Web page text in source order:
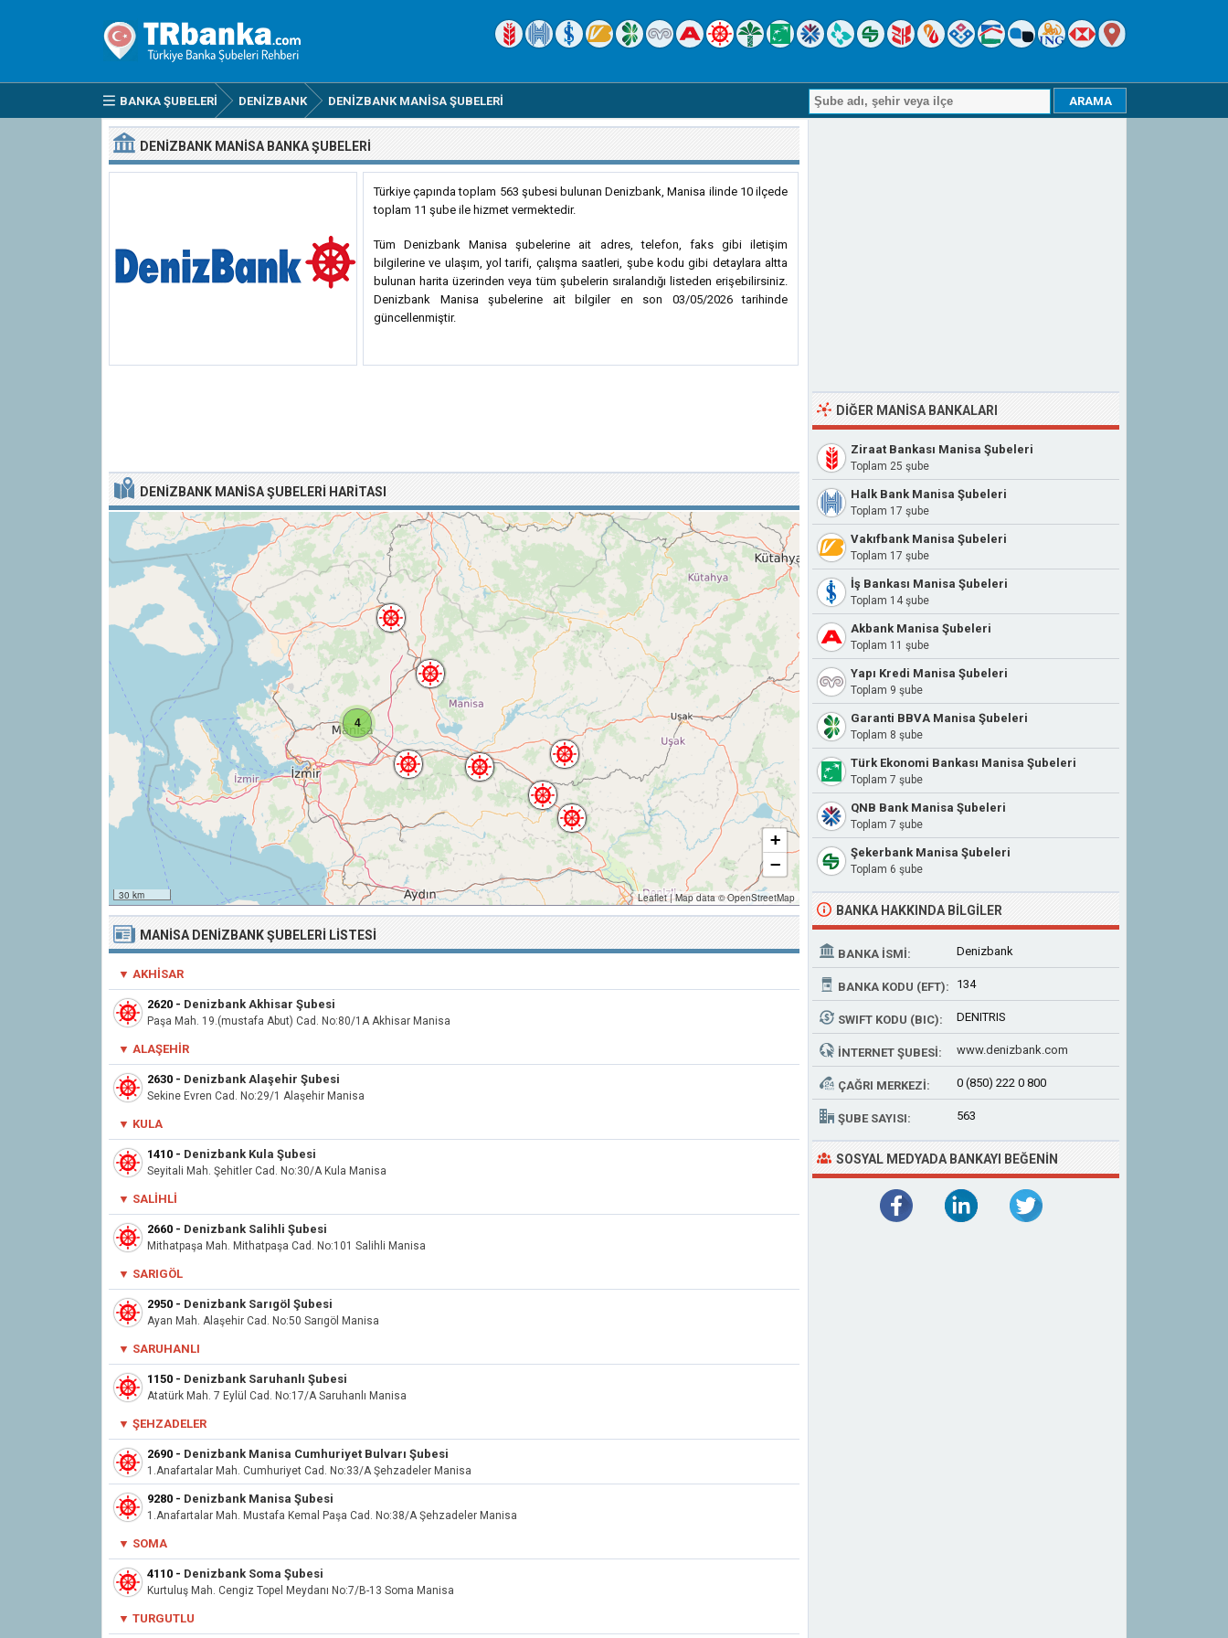
BANKA ŞUBELERI DENIZBANK DENIZBANK MANISA ŞUBELERI
DENIZBANK MANISA BANKA ŞUBELERI
Türkiye çapında toplam 563 şubesi bulunan Denizbank, Manisa ilinde 10 ilçede
toplam 11 şube ile hizmet vermektedir.
Tüm Denizbank Manisa şubelerine ait adres, telefon, faks gibi iletişim
bilgilerine ve ulaşım, yol tarifi, çalışma saatleri, şube kodu gibi detaylara altta
bulunan harita üzerinden veya tüm şubelerin sıralandığı listeden erişebilirsiniz.
Denizbank Manisa şubelerine ait bilgiler en son 03/05/2026 tarihinde
güncellenmiştir.
DENIZBANK MANISA ŞUBELERI HARITASI
4
30 km
+
−
Leaflet |Map data ©OpenStreetMap
MANISA DENIZBANK ŞUBELERI LISTESI
▼ AKHISAR
2620 - Denizbank Akhisar Şubesi
Paşa Mah. 19.(mustafa Abut) Cad. No:80/1A Akhisar Manisa
▼ ALAŞEHIR
2630 - Denizbank Alaşehir Şubesi
Sekine Evren Cad. No:29/1 Alaşehir Manisa
▼ KULA
1410 - Denizbank Kula Şubesi
Seyitali Mah. Şehitler Cad. No:30/A Kula Manisa
▼ SALIHLI
2660 - Denizbank Salihli Şubesi
Mithatpaşa Mah. Mithatpaşa Cad. No:101 Salihli Manisa
▼ SARIGÖL
2950 - Denizbank Sarıgöl Şubesi
Ayan Mah. Alaşehir Cad. No:50 Sarıgöl Manisa
▼ SARUHANLI
1150 - Denizbank Saruhanlı Şubesi
Atatürk Mah. 7 Eylül Cad. No:17/A Saruhanlı Manisa
▼ ŞEHZADELER
2690 - Denizbank Manisa Cumhuriyet Bulvarı Şubesi
1.Anafartalar Mah. Cumhuriyet Cad. No:33/A Şehzadeler Manisa
9280 - Denizbank Manisa Şubesi
1.Anafartalar Mah. Mustafa Kemal Paşa Cad. No:38/A Şehzadeler Manisa
▼ SOMA
4110 - Denizbank Soma Şubesi
Kurtuluş Mah. Cengiz Topel Meydanı No:7/B-13 Soma Manisa
▼ TURGUTLU
DIĞER MANISA BANKALARI
Ziraat Bankası Manisa Şubeleri
Toplam 25 şube
Halk Bank Manisa Şubeleri
Toplam 17 şube
Vakıfbank Manisa Şubeleri
Toplam 17 şube
İş Bankası Manisa Şubeleri
Toplam 14 şube
Akbank Manisa Şubeleri
Toplam 11 şube
Yapı Kredi Manisa Şubeleri
Toplam 9 şube
Garanti BBVA Manisa Şubeleri
Toplam 8 şube
Türk Ekonomi Bankası Manisa Şubeleri
Toplam 7 şube
QNB Bank Manisa Şubeleri
Toplam 7 şube
Şekerbank Manisa Şubeleri
Toplam 6 şube
BANKA HAKKINDA BILGILER
BANKA İSMI: Denizbank
BANKA KODU (EFT): 134
SWIFT KODU (BIC): DENITRIS
İNTERNET ŞUBESI: www.denizbank.com
ÇAĞRI MERKEZI: 0 (850) 222 0 800
ŞUBE SAYISI: 563
SOSYAL MEDYADA BANKAYI BEĞENIN